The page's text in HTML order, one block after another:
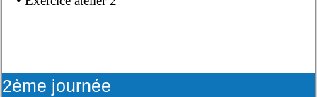
2ème journée